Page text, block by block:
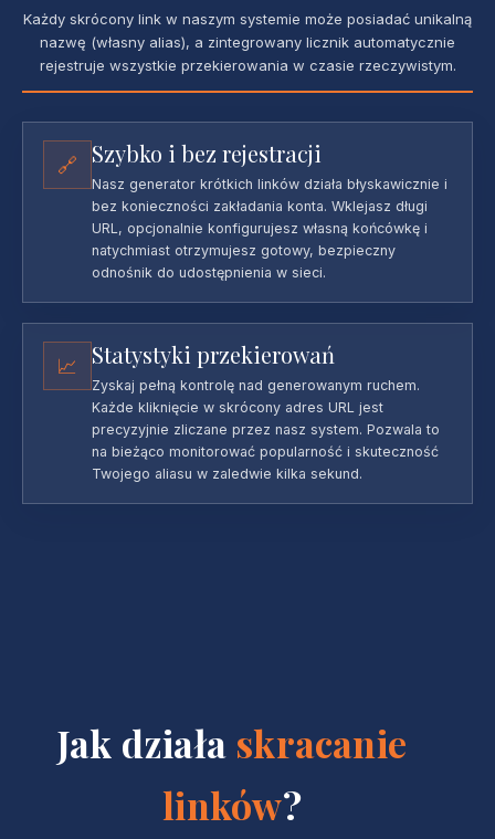
Każdy skrócony link w naszym systemie może posiadać unikalną
nazwę (własny alias), a zintegrowany licznik automatycznie
rejestruje wszystkie przekierowania w czasie rzeczywistym.
🔗 Szybko i bez rejestracji
Nasz generator krótkich linków działa błyskawicznie i
bez konieczności zakładania konta. Wklejasz długi
URL, opcjonalnie konfigurujesz własną końcówkę i
natychmiast otrzymujesz gotowy, bezpieczny
odnośnik do udostępnienia w sieci.
📈 Statystyki przekierowań
Zyskaj pełną kontrolę nad generowanym ruchem.
Każde kliknięcie w skrócony adres URL jest
precyzyjnie zliczane przez nasz system. Pozwala to
na bieżąco monitorować popularność i skuteczność
Twojego aliasu w zaledwie kilka sekund.
Jak działa skracanie
linków?